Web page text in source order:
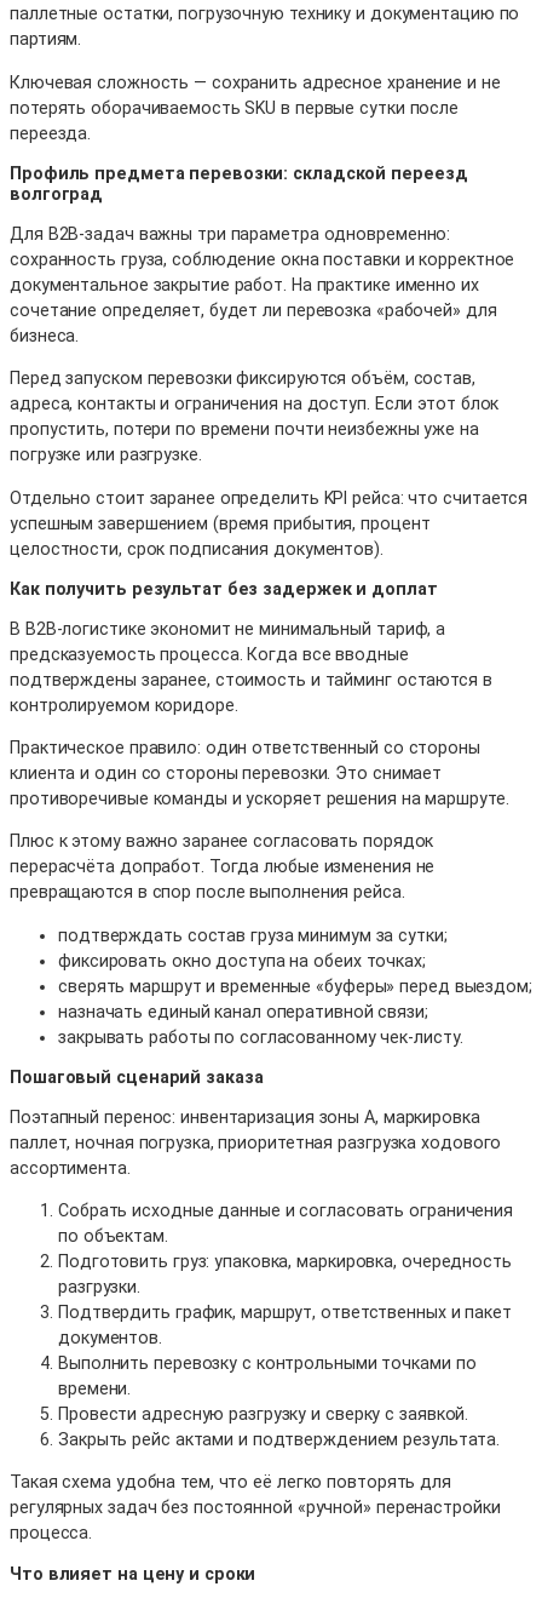
паллетные остатки, погрузочную технику и документацию по
партиям.
Ключевая сложность — сохранить адресное хранение и не
потерять оборачиваемость SKU в первые сутки после
переезда.
Профиль предмета перевозки: складской переезд
волгоград
Для B2B-задач важны три параметра одновременно:
сохранность груза, соблюдение окна поставки и корректное
документальное закрытие работ. На практике именно их
сочетание определяет, будет ли перевозка «рабочей» для
бизнеса.
Перед запуском перевозки фиксируются объём, состав,
адреса, контакты и ограничения на доступ. Если этот блок
пропустить, потери по времени почти неизбежны уже на
погрузке или разгрузке.
Отдельно стоит заранее определить KPI рейса: что считается
успешным завершением (время прибытия, процент
целостности, срок подписания документов).
Как получить результат без задержек и доплат
В B2B-логистике экономит не минимальный тариф, а
предсказуемость процесса. Когда все вводные
подтверждены заранее, стоимость и тайминг остаются в
контролируемом коридоре.
Практическое правило: один ответственный со стороны
клиента и один со стороны перевозки. Это снимает
противоречивые команды и ускоряет решения на маршруте.
Плюс к этому важно заранее согласовать порядок
перерасчёта допработ. Тогда любые изменения не
превращаются в спор после выполнения рейса.
подтверждать состав груза минимум за сутки;
фиксировать окно доступа на обеих точках;
сверять маршрут и временные «буферы» перед выездом;
назначать единый канал оперативной связи;
закрывать работы по согласованному чек-листу.
Пошаговый сценарий заказа
Поэтапный перенос: инвентаризация зоны А, маркировка
паллет, ночная погрузка, приоритетная разгрузка ходового
ассортимента.
Собрать исходные данные и согласовать ограничения
по объектам.
Подготовить груз: упаковка, маркировка, очередность
разгрузки.
Подтвердить график, маршрут, ответственных и пакет
документов.
Выполнить перевозку с контрольными точками по
времени.
Провести адресную разгрузку и сверку с заявкой.
Закрыть рейс актами и подтверждением результата.
Такая схема удобна тем, что её легко повторять для
регулярных задач без постоянной «ручной» перенастройки
процесса.
Что влияет на цену и сроки